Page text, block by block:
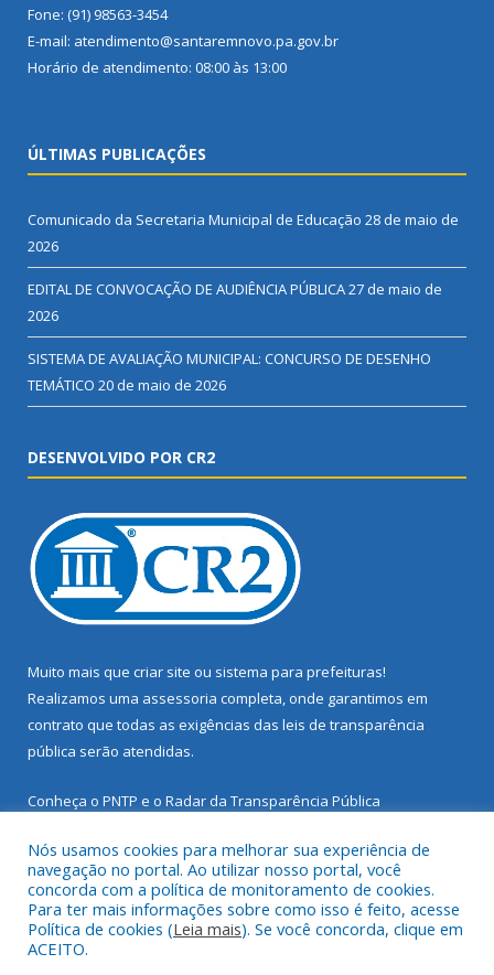
Fone: (91) 98563-3454
E-mail: atendimento@santaremnovo.pa.gov.br
Horário de atendimento: 08:00 às 13:00
ÚLTIMAS PUBLICAÇÕES
Comunicado da Secretaria Municipal de Educação 28 de maio de
2026
EDITAL DE CONVOCAÇÃO DE AUDIÊNCIA PÚBLICA27 de maio de
2026
SISTEMA DE AVALIAÇÃO MUNICIPAL: CONCURSO DE DESENHO
TEMÁTICO 20 de maio de 2026
DESENVOLVIDO POR CR2
Muito mais que criar site ou sistema para prefeituras!
Realizamos uma assessoria completa, onde garantimos em
contrato que todas as exigências das leis de transparência
pública serão atendidas.
Conheça o PNTP e o Radar da Transparência Pública
Todos os direitos reservados a Prefeitura Municipal de Santarém
Novo.
Nós usamos cookies para melhorar sua experiência de
navegação no portal. Ao utilizar nosso portal, você
concorda com a política de monitoramento de cookies.
Para ter mais informações sobre como isso é feito, acesse
Política de cookies (Leia mais). Se você concorda, clique em
ACEITO.